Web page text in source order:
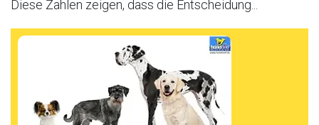
Diese Zahlen zeigen, dass die Entscheidung...